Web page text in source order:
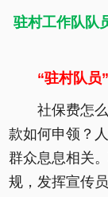
驻村工作队队
“驻村队员
社保费怎么
款如何申领？
群众息息相关
规，发挥宣传